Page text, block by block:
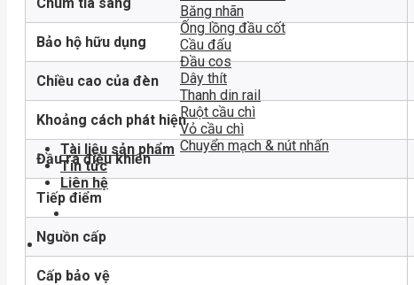
Băng nhãn
Ống lồng đầu cốt
Cầu đấu
Đầu cos
Dây thít
Thanh din rail
Ruột cầu chì
Vỏ cầu chì
Chuyển mạch & nút nhấn
Tài liệu sản phẩm
Tin tức
Liên hệ
Bảo hộ hữu dụng
Chiều cao của đèn
Khoảng cách phát hiện
Đầu ra điều khiển
Tiếp điểm
Nguồn cấp
Cấp bảo vệ